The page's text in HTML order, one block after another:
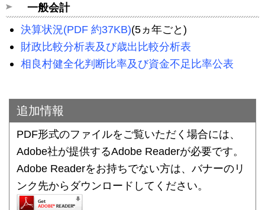
一般会計
決算状況(PDF 約37KB)(5ヵ年ごと)
財政比較分析表及び歳出比較分析表
相良村健全化判断比率及び資金不足比率公表
追加情報
PDF形式のファイルをご覧いただく場合には、
Adobe社が提供するAdobe Readerが必要です。
Adobe Readerをお持ちでない方は、バナーのリ
ンク先からダウンロードしてください。